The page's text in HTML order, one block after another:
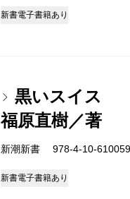
新書電子書籍あり
黒いスイス
福原直樹／著
新潮新書 978-4-10-
新書電子書籍あり